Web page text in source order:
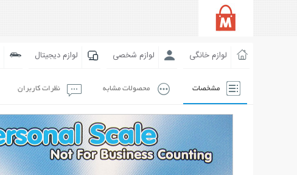
لوازم خانگی لوازم شخصی لوازم دیجیتال
مشخصات محصولات مشابه نظرات کاربران